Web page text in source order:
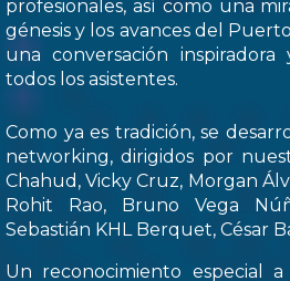
profesionales, así como una
génesis y los avances del
una conversación
todos los asistentes.
Como ya es tradición, se
networking, dirigidos por
Chahud, Vicky Cruz, Morgan
Rohit Rao, Bruno Vega
Sebastián KHL Berquet, César
Un reconocimiento especial